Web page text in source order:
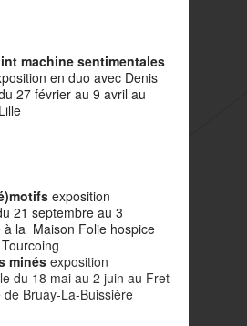
machine sentimentales
en duo avec Denis
27 février au 9 avril au
exposition
21 septembre au 3
à la Maison Folie hospice
minésexposition
du 18 mai au 2 juin au Fret
Bruay-La-Buissière